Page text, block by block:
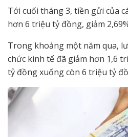
Tới cuối tháng 3, tiền gửi của
hơn 6 triệu tỷ đồng, giảm
Trong khoảng một năm qua,
chức kinh tế đã giảm hơn 1,6
tỷ đồng xuống còn 6 triệu tỷ